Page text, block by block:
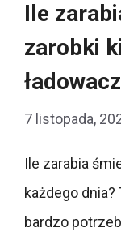
Ile
zarobki
7 listopada,
Ile zarabia
każdego
bardzo